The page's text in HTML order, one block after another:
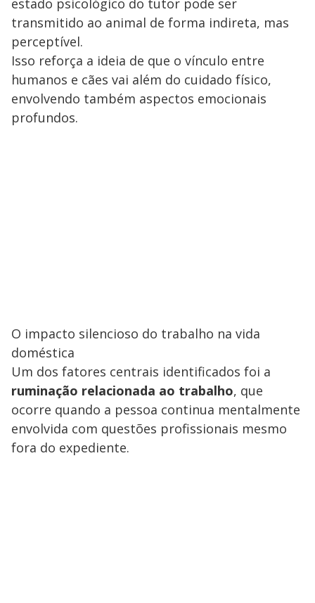
estado psicológico do tutor pode ser
transmitido ao animal de forma indireta, mas
perceptível.
Isso reforça a ideia de que o vínculo entre
humanos e cães vai além do cuidado físico,
envolvendo também aspectos emocionais
profundos.
O impacto silencioso do trabalho na vida
doméstica
Um dos fatores centrais identificados foi a
ruminação relacionada ao trabalho, que
ocorre quando a pessoa continua mentalmente
envolvida com questões profissionais mesmo
fora do expediente.